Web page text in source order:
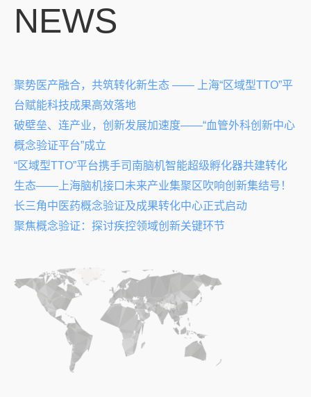
NEWS
聚势医产融合，共筑转化新生态 —— 上海“区域型TTO”平
台赋能科技成果高效落地
破壁垒、连产业，创新发展加速度——“血管外科创新中心
概念验证平台”成立
“区域型TTO”平台携手司南脑机智能超级孵化器共建转化
生态——上海脑机接口未来产业集聚区吹响创新集结号！
长三角中医药概念验证及成果转化中心正式启动
聚焦概念验证：探讨疾控领域创新关键环节